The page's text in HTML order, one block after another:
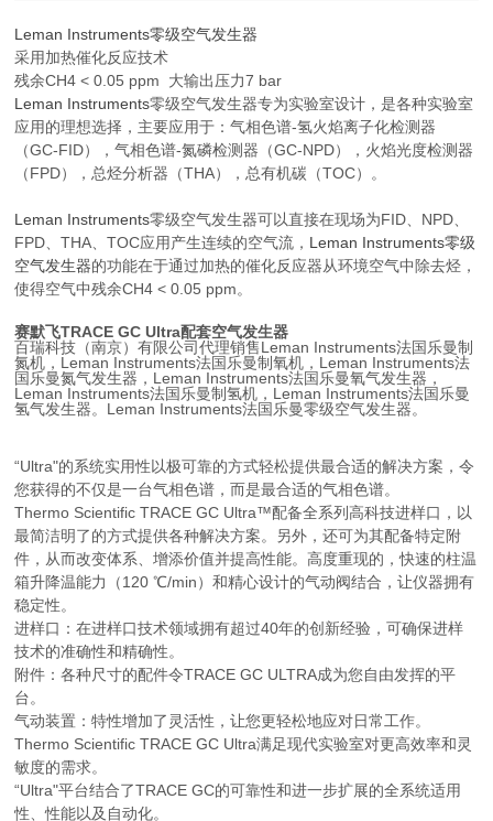
Leman Instruments零级空气发生器
采用加热催化反应技术
残余CH4 < 0.05 ppm 大输出压力7 bar
Leman Instruments零级空气发生器专为实验室设计，是各种实验室
应用的理想选择，主要应用于：气相色谱-氢火焰离子化检测器
（GC-FID），气相色谱-氮磷检测器（GC-NPD），火焰光度检测器
（FPD），总烃分析器（THA），总有机碳（TOC）。
Leman Instruments零级空气发生器可以直接在现场为FID、NPD、
FPD、THA、TOC应用产生连续的空气流， Leman Instruments零级
空气发生器的功能在于通过加热的催化反应器从环境空气中除去烃，
使得空气中残余CH4 < 0.05 ppm。
赛默飞TRACE GC Ultra配套空气发生器
百瑞科技（南京）有限公司代理销售Leman Instruments法国乐曼制
氮机 ， Leman Instruments法国乐曼制氧机， Leman Instruments法
国乐曼氮气发生器， Leman Instruments法国乐曼氧气发生器，
Leman Instruments法国乐曼制氢机， Leman Instruments法国乐曼
氢气发生器。Leman Instruments法国乐曼零级空气发生器。
“Ultra"的系统实用性以极可靠的方式轻松提供最合适的解决方案，令
您获得的不仅是一台气相色谱，而是最合适的气相色谱。
Thermo Scientific TRACE GC Ultra™配备全系列高科技进样口，以
最简洁明了的方式提供各种解决方案。另外，还可为其配备特定附
件，从而改变体系、增添价值并提高性能。高度重现的，快速的柱温
箱升降温能力（120 ℃/min）和精心设计的气动阀结合，让仪器拥有
稳定性。
进样口：在进样口技术领域拥有超过40年的创新经验，可确保进样
技术的准确性和精确性。
附件：各种尺寸的配件令TRACE GC ULTRA成为您自由发挥的平
台。
气动装置：特性增加了灵活性，让您更轻松地应对日常工作。
Thermo Scientific TRACE GC Ultra满足现代实验室对更高效率和灵
敏度的需求。
“Ultra"平台结合了TRACE GC的可靠性和进一步扩展的全系统适用
性、性能以及自动化。